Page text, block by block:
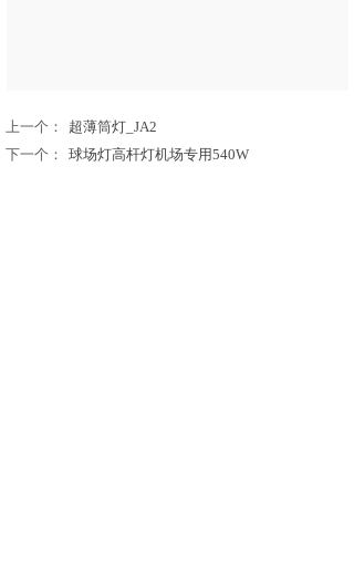
上一个：
超薄筒灯_JA2
下一个：
球场灯高杆灯机场专用540W